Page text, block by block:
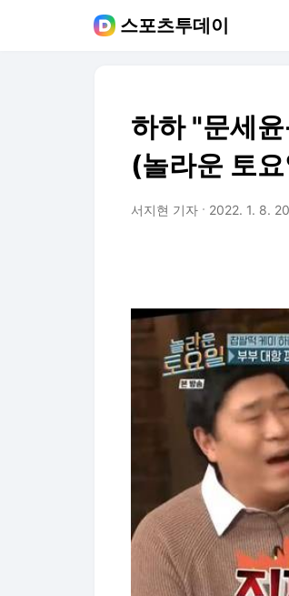
스포츠투데이
하하 "문세
(놀라운 토
서지현 기자 2022. 1. 8.